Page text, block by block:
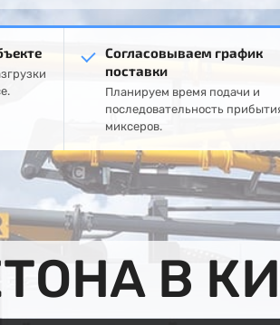
Согласовываем график
поставки
Планируем время подачи и
последовательность
миксеров.
В